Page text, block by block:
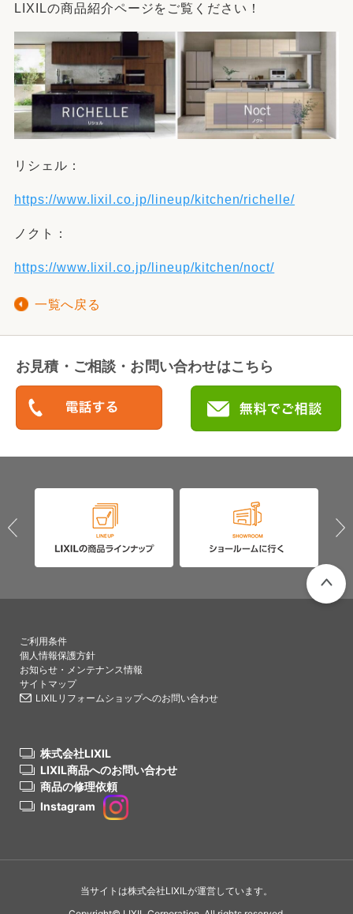
LIXILの商品紹介ページをご覧ください！
リシェル：
https://www.lixil.co.jp/lineup/kitchen/richelle/
ノクト：
https://www.lixil.co.jp/lineup/kitchen/noct/
一覧へ戻る
お見積・ご相談・お問い合わせはこちら
ご利用条件
個人情報保護方針
お知らせ・メンテナンス情報
サイトマップ
LIXILリフォームショップへのお問い合わせ
株式会社LIXIL
LIXIL商品へのお問い合わせ
商品の修理依頼
Instagram
当サイトは株式会社LIXILが運営しています。